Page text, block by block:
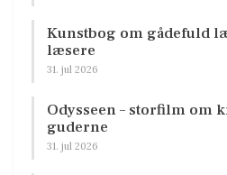
Kunstbog om gådefuld
læsere
31. jul 2026
Odysseen – storfilm om
guderne
31. jul 2026